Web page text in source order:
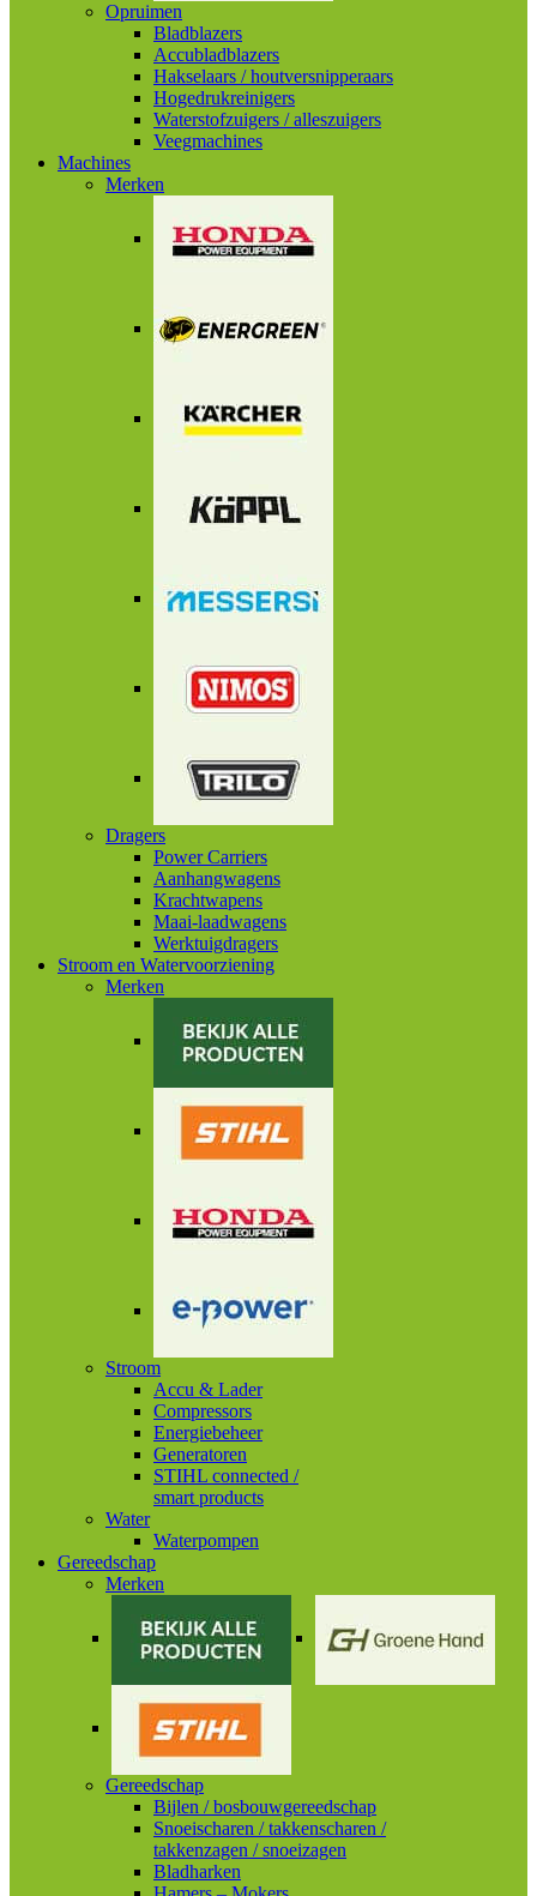
Opruimen
Bladblazers
Accubladblazers
Hakselaars / houtversnipperaars
Hogedrukreinigers
Waterstofzuigers / alleszuigers
Veegmachines
Machines
Merken
Dragers
Power Carriers
Aanhangwagens
Krachtwapens
Maai-laadwagens
Werktuigdragers
Stroom en Watervoorziening
Merken
Stroom
Accu & Lader
Compressors
Energiebeheer
Generatoren
STIHL connected /
smart products
Water
Waterpompen
Gereedschap
Merken
Gereedschap
Bijlen / bosbouwgereedschap
Snoeischaren / takkenscharen /
takkenzagen / snoeizagen
Bladharken